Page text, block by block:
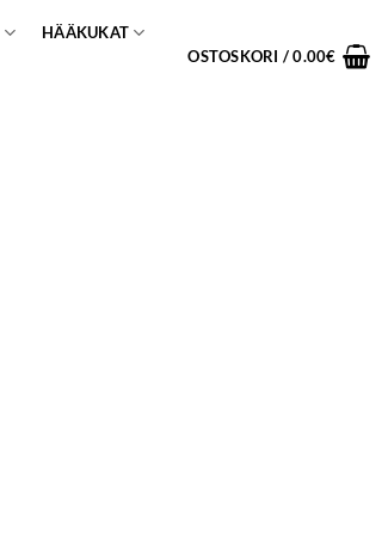
HÄÄKUKAT
OSTOSKORI /0.00€